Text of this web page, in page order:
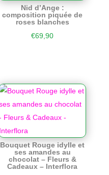
Nid d’Ange :
composition piquée de
roses blanches
€69,90
Bouquet Rouge idylle et
ses amandes au
chocolat – Fleurs &
Cadeaux – Interflora